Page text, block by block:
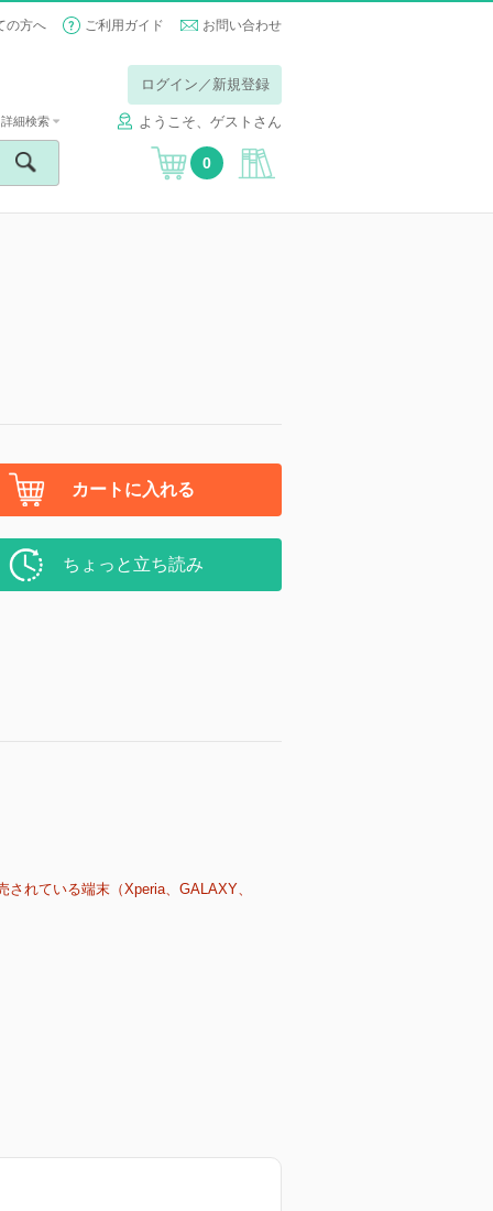
の方へ ご利用ガイド お問い合わせ
ログイン／新規登録
ようこそ、ゲストさん
詳細検索
0
カートに入れる
ちょっと立ち読み
れている端末（Xperia、GALAXY、